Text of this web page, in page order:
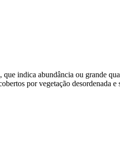
indica abundância ou grande
por vegetação desordenada e